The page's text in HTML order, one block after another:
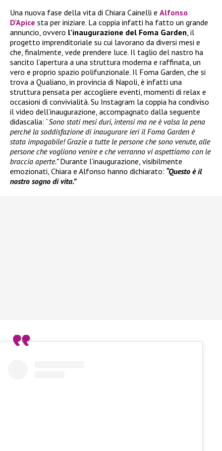
Una nuova fase della vita di Chiara Cainelli e Alfonso
D’Apice sta per iniziare. La coppia infatti ha fatto un grande
annuncio, ovvero l’inaugurazione del Foma Garden , il
progetto imprenditoriale su cui lavorano da diversi mesi e
che, finalmente, vede prendere luce. Il taglio del nastro ha
sancito l’apertura a una struttura moderna e raffinata, un
vero e proprio spazio polifunzionale. Il Foma Garden, che si
trova a Qualiano, in provincia di Napoli, è infatti una
struttura pensata per accogliere eventi, momenti di relax e
occasioni di convivialità. Su Instagram la coppia ha condiviso
il video dell’inaugurazione, accompagnato dalla seguente
didascalia: “Sono stati mesi duri, intensi ma ne è valsa la pena
perché la soddisfazione di inaugurare ieri il Foma Garden è
stata impagabile! Grazie a tutte le persone che sono venute, alle
persone che vogliono venire e che verranno vi aspettiamo con le
braccia aperte.”Durante l’inaugurazione, visibilmente
emozionati, Chiara e Alfonso hanno dichiarato: “Questo è il
nostro sogno di vita.”